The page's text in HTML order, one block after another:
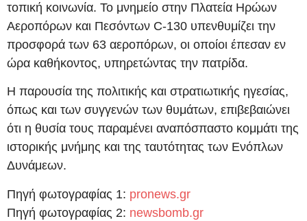
τοπική κοινωνία. Το μνημείο στην Πλατεία Ηρώων
Αεροπόρων και Πεσόντων C‑130 υπενθυμίζει την
προσφορά των 63 αεροπόρων, οι οποίοι έπεσαν εν
ώρα καθήκοντος, υπηρετώντας την πατρίδα.
Η παρουσία της πολιτικής και στρατιωτικής ηγεσίας,
όπως και των συγγενών των θυμάτων, επιβεβαιώνει
ότι η θυσία τους παραμένει αναπόσπαστο κομμάτι της
ιστορικής μνήμης και της ταυτότητας των Ενόπλων
Δυνάμεων.
Πηγή φωτογραφίας 1: pronews.gr
Πηγή φωτογραφίας 2: newsbomb.gr